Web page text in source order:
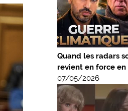
Quand les radars
revient en force en
07/05/2026